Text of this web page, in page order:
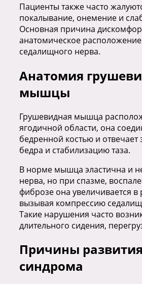
Пациенты также часто
покалывание, онемение и
Основная причина
анатомическое
седалищного нерва.
Анатомия
мышцы
Грушевидная мышца
ягодичной области, она
бедренной костью и
бедра и стабилизацию таза.
В норме мышца эластична и
нерва, но при спазме,
фиброзе она увеличивается в
вызывая компрессию
Такие нарушения часто
длительного сидения,
Причины развития
синдрома